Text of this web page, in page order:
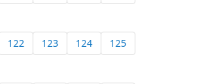
122 123 124 125